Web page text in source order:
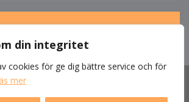
din integritet
cookies för ge dig bättre service och för
mer
Tjänster